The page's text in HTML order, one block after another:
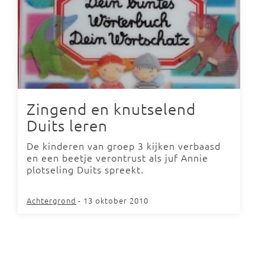
Zingend en knutselend
Duits leren
De kinderen van groep 3 kijken verbaasd
en een beetje verontrust als juf Annie
plotseling Duits spreekt.
Achtergrond - 13 oktober 2010